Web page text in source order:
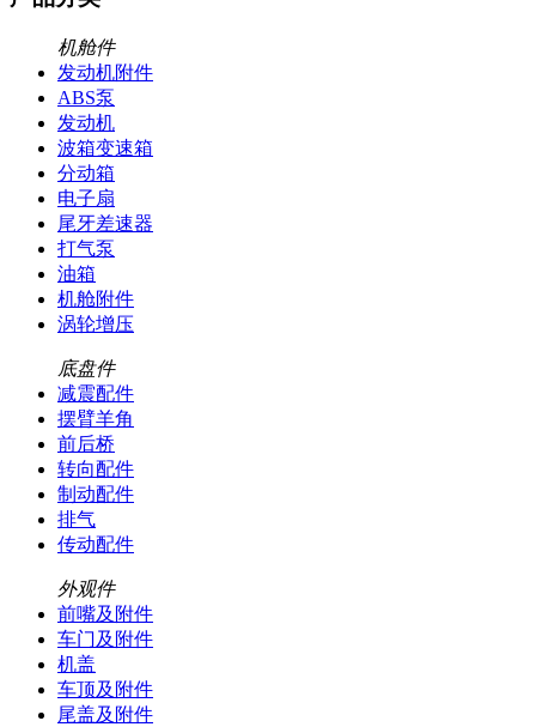
机舱件
发动机附件
ABS泵
发动机
波箱变速箱
分动箱
电子扇
尾牙差速器
打气泵
油箱
机舱附件
涡轮增压
底盘件
减震配件
摆臂羊角
前后桥
转向配件
制动配件
排气
传动配件
外观件
前嘴及附件
车门及附件
机盖
车顶及附件
尾盖及附件